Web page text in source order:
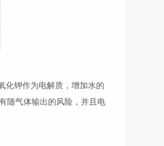
化钾作为电解质，增加水的
随气体输出的风险，并且电